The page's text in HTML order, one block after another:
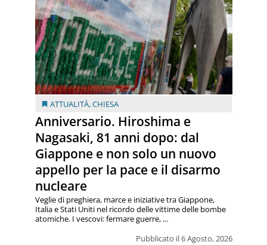
ATTUALITÀ,CHIESA
Anniversario. Hiroshima e
Nagasaki, 81 anni dopo: dal
Giappone e non solo un nuovo
appello per la pace e il disarmo
nucleare
Pubblicato il 6 Agosto, 2026
Veglie di preghiera, marce e iniziative tra Giappone,
Italia e Stati Uniti nel ricordo delle vittime delle bombe
atomiche. I vescovi: fermare guerre, ...